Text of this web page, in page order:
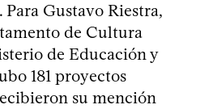
Gustavo Riestra,
de Cultura
de Educación y
181 proyectos
su mención